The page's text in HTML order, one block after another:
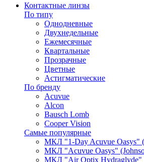
Контактные линзы
По типу
Однодневные
Двухнедельные
Ежемесячные
Квартальные
Прозрачные
Цветные
Астигматические
По бренду
Acuvue
Alcon
Bausch Lomb
Cooper Vision
Самые популярные
МКЛ "1-Day Acuvue Oasys"
МКЛ "Acuvue Oasys"
МКЛ "Air Optix Hydraglyde"